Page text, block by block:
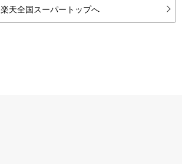
楽天全国スーパートップへ